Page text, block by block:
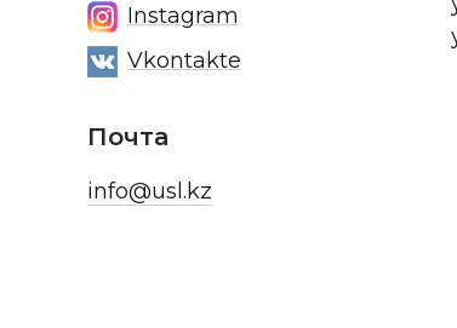
Instagram
Vkontakte
Почта
info@usl.kz